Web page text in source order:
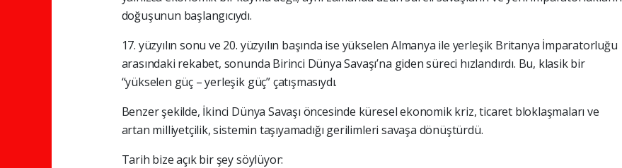
doğuşunun başlangıcıydı.
17. yüzyılın sonu ve 20. yüzyılın başında ise yükselen Almanya ile yerleşik Britanya İmparatorluğu
arasındaki rekabet, sonunda Birinci Dünya Savaşı’na giden süreci hızlandırdı. Bu, klasik bir
“yükselen güç – yerleşik güç” çatışmasıydı.
Benzer şekilde, İkinci Dünya Savaşı öncesinde küresel ekonomik kriz, ticaret bloklaşmaları ve
artan milliyetçilik, sistemin taşıyamadığı gerilimleri savaşa dönüştürdü.
Tarih bize açık bir şey söylüyor: